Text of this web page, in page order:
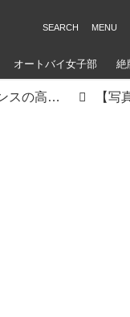
オートバイ女子部 絶
コストパフォーマンスの高いアルミケースがライズから登場！ 新ブランド「ハードワークス」の5製品を紹介